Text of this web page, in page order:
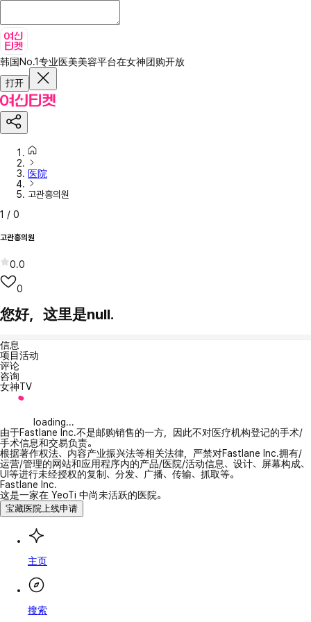
韩国No.1专业医美美容平台在女神团购开放
打开
医院
고관홍의원
1 / 0
고관홍의원
0.0
0
您好，这里是null.
信息
项目活动
评论
咨询
女神TV
loading...
由于Fastlane Inc.不是邮购销售的一方，因此不对医疗机构登记的手术/
手术信息和交易负责。
根据著作权法、内容产业振兴法等相关法律，严禁对Fastlane Inc.拥有/
运营/管理的网站和应用程序内的产品/医院/活动信息、设计、屏幕构成、
UI等进行未经授权的复制、分发、广播、传输、抓取等。
Fastlane Inc.
这是一家在 YeoTi 中尚未活跃的医院。
宝藏医院上线申请
主页
搜索